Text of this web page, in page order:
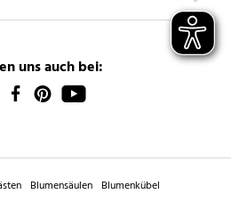
uns auch bei:
Blumensäulen Blumenkübel